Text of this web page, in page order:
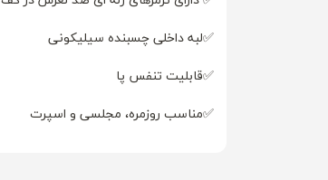
✅لبه داخلی چسبنده سیلیکونی
✅قابلیت تنفس پا
✅مناسب روزمره، مجلسی و اسپرت